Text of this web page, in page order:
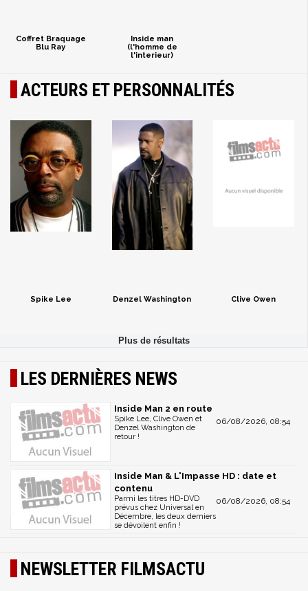
Coffret Braquage
Blu Ray
Inside man
(l'homme de
l'interieur)
ACTEURS ET PERSONNALITÉS
Spike Lee Denzel Washington Clive Owen
LES DERNIÈRES NEWS
Inside Man 2 en route
06/08/2026, 08:54
Spike Lee, Clive Owen et
Denzel Washington de
retour !
Inside Man & L'Impasse HD : date et
contenu
06/08/2026, 08:54
Parmi les titres HD-DVD
prévus chez Universal en
Décembre, les deux derniers
se dévoilent enfin !
NEWSLETTER FILMSACTU